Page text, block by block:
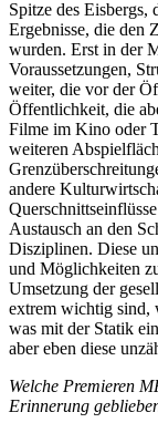
Spitze des Eisbergs,
Ergebnisse, die den
wurden. Erst in der
Voraussetzungen,
weiter, die vor der
Öffentlichkeit, die
Filme im Kino oder
weiteren
andere
Austausch an den
Disziplinen. Diese
und Möglichkeiten
Umsetzung der
extrem wichtig sind,
was mit der Statik
aber eben diese
Welche Premieren
Erinnerung